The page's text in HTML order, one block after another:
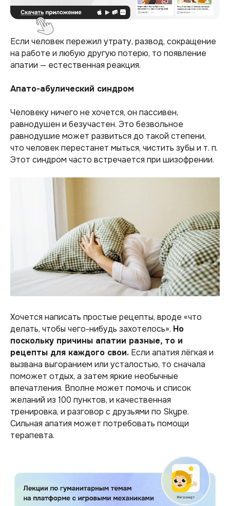
Если человек пережил утрату, развод, сокращение
на работе и любую другую потерю, то появление
апатии — естественная реакция.
Апато-абулический синдром
Человеку ничего не хочется, он пассивен,
равнодушен и безучастен. Это безвольное
равнодушие может развиться до такой степени,
что человек перестанет мыться, чистить зубы и т. п.
Этот синдром часто встречается при шизофрении.
Хочется написать простые рецепты, вроде «что
делать, чтобы чего-нибудь захотелось». Но
поскольку причины апатии разные, то и
рецепты для каждого свои. Если апатия лёгкая и
вызвана выгоранием или усталостью, то сначала
поможет отдых, а затем яркие необычные
впечатления. Вполне может помочь и список
желаний из 100 пунктов, и качественная
тренировка, и разговор с друзьями по Skype.
Сильная апатия может потребовать помощи
терапевта.